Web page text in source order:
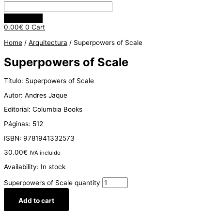
0.00€ 0 Cart
Home / Arquitectura / Superpowers of Scale
Superpowers of Scale
Título: Superpowers of Scale
Autor: Andres Jaque
Editorial: Columbia Books
Páginas: 512
ISBN: 9781941332573
30.00€ IVA incluido
Availability: In stock
Superpowers of Scale quantity
Add to cart